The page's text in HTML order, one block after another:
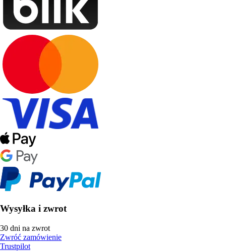
Wysyłka i zwrot
30 dni na zwrot
Zwróć zamówienie
Trustpilot